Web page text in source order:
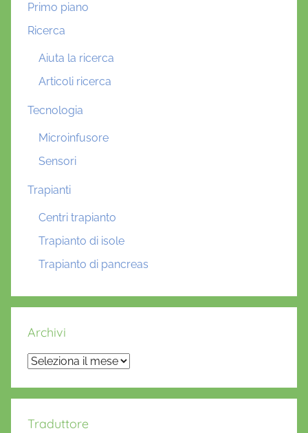
Primo piano
Ricerca
Aiuta la ricerca
Articoli ricerca
Tecnologia
Microinfusore
Sensori
Trapianti
Centri trapianto
Trapianto di isole
Trapianto di pancreas
Archivi
Archivi
Traduttore